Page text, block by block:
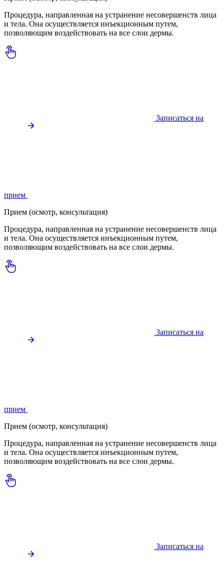
Процедура, направленная на устранение несовершенств лица
и тела. Она осуществляется инъекционным путем,
позволяющим воздействовать на все слои дермы.
Записаться на
прием
Прием (осмотр, консультация)
Процедура, направленная на устранение несовершенств лица
и тела. Она осуществляется инъекционным путем,
позволяющим воздействовать на все слои дермы.
Записаться на
прием
Прием (осмотр, консультация)
Процедура, направленная на устранение несовершенств лица
и тела. Она осуществляется инъекционным путем,
позволяющим воздействовать на все слои дермы.
Записаться на